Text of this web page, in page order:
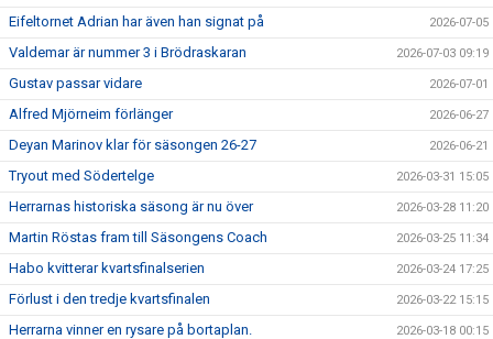
Eifeltornet Adrian har även han signat på 2026-07-05
Valdemar är nummer 3 i Brödraskaran 2026-07-03 09:19
Gustav passar vidare 2026-07-01
Alfred Mjörneim förlänger 2026-06-27
Deyan Marinov klar för säsongen 26-27 2026-06-21
Tryout med Södertelge 2026-03-31 15:05
Herrarnas historiska säsong är nu över 2026-03-28 11:20
Martin Röstas fram till Säsongens Coach 2026-03-25 11:34
Habo kvitterar kvartsfinalserien 2026-03-24 17:25
Förlust i den tredje kvartsfinalen 2026-03-22 15:15
Herrarna vinner en rysare på bortaplan. 2026-03-18 00:15